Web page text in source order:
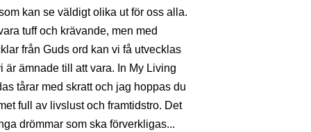
kan se väldigt olika ut för oss alla.
tuff och krävande, men med
från Guds ord kan vi få utvecklas
är ämnade till att vara. In My Living
tårar med skratt och jag hoppas du
full av livslust och framtidstro. Det
drömmar som ska förverkligas...